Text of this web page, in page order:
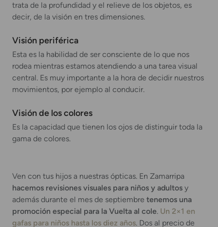
trata de la profundidad y el relieve de los objetos, es
decir, de la visión en tres dimensiones.
Visión periférica
Esta es la habilidad de ser consciente de lo que nos
rodea mientras estamos atendiendo a una tarea visual
central. Es muy importante a la hora de decidir nuestros
movimientos, por ejemplo al conducir.
Visión de los colores
Es la capacidad que tienen los ojos de distinguir toda la
gama de colores.
Ven con tus hijos a nuestras ópticas. En Zamarripa
hacemos revisiones visuales para niños y adultos y
además durante el mes de septiembre tenemos una
promoción especial para la Vuelta al cole. Un 2×1 en
gafas para niños hasta los diez años. Dos al precio de